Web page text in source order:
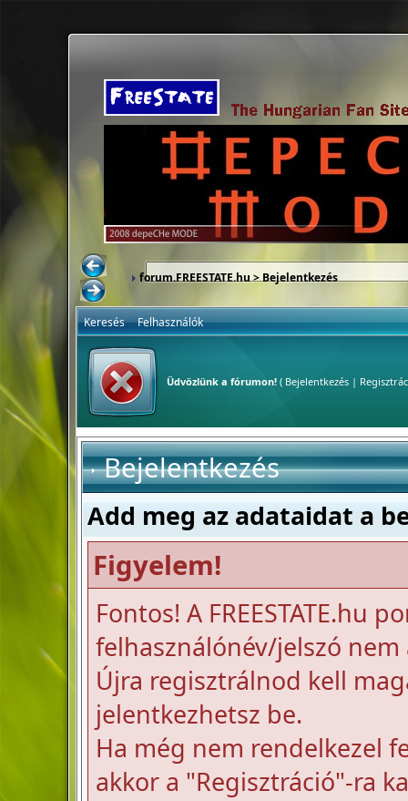
forum.FREESTATE.hu> Bejelentkezés
Keresés Felhasználók
Üdvözlünk a fórumon!( Bejelentkezés|
Bejelentkezés
Add meg az adataidat a
Figyelem!
Fontos! A FREESTATE.hu
felhasználónév/jelszó
Újra regisztrálnod kell
jelentkezhetsz be.
Ha még nem rendelkezel
akkor a "Regisztráció"-ra